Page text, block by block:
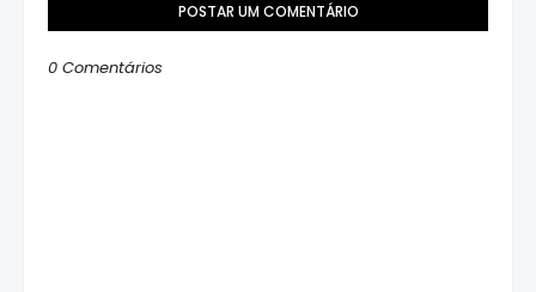
POSTAR UM COMENTÁRIO
0 Comentários